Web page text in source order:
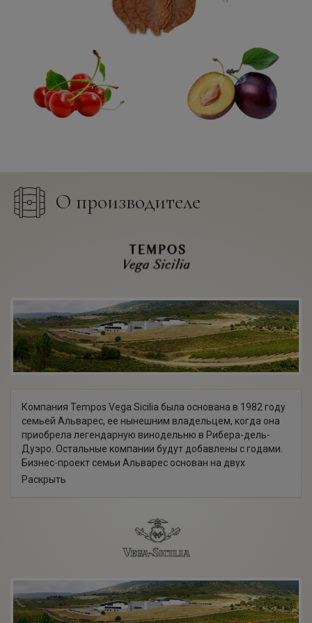
О производителе
Компания Tempos Vega Sicilia была основана в 1982 году
семьей Альварес, ее нынешним владельцем, когда она
приобрела легендарную винодельню в Рибера-дель-
Дуэро. Остальные компании будут добавлены с годами.
Бизнес-проект семьи Альварес основан на двух
фундаментальных краеугольных камнях: неизменное
Оба краеугольных камня лежали в основе развития
группы и способствовали очень устойчивому росту как с
точки зрения производственной структуры, так и с точки
вин. В настоящее время в группу входят 5 компаний
(Bodegas Vega Sicilia, Bodegas Alion, Bodegas Pintia,
Benjamin de Rothschild & Vega Sicilia SA и Tokaj-Oremus.),
Раскрыть